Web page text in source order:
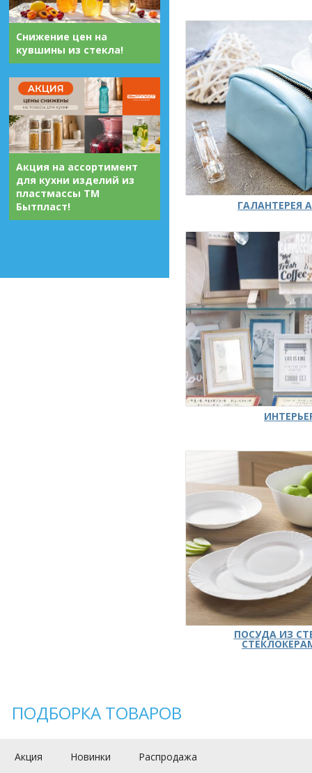
Снижение цен на
кувшины из стекла!
Акция на ассортимент
для кухни изделий из
пластмассы ТМ
Бытпласт!
ГАЛАНТЕРЕЯ
ПОСУДА ИЗ
ПОДБОРКА ТОВАРОВ
Акция Новинки Распродажа